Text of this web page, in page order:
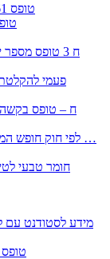
טופס 161ג – הודעה על חזרה מרצף פיצויים / קיצבה
טופס 161א – הודעת עובד
) 1998 ( לפי חוק חופש המידע התשנ;ח – טופס בקשה לקבלת …
חומר טבעי
טופס ירוק